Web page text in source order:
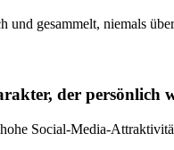
gesammelt, niemals
der persönlich
Social-Media-